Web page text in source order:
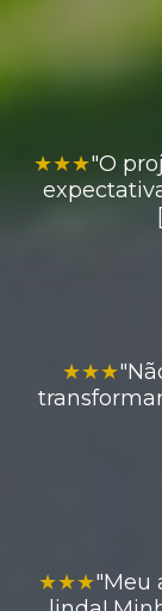
★★★"O
★★★
★★★"Meu